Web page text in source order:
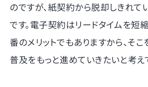
のですが、紙契約から脱却しきれ
です。電子契約はリードタイムを短
番のメリットでもありますから、そ
普及をもっと進めていきたいと考え